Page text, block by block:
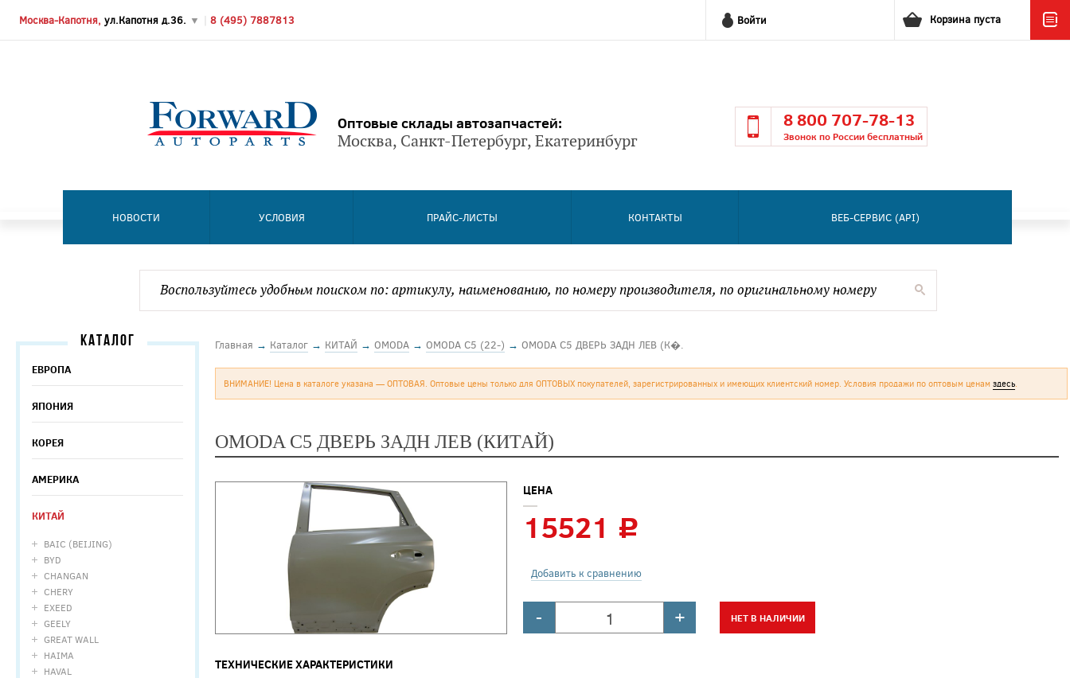
Москва-Капотня, ул.Капотня д.36. ▼ 8 (495) 7887813 Войти Корзина пуста
Оптовые склады автозапчастей:
Москва, Санкт-Петербург, Екатеринбург
8 800 707-78-13
Звонок по России бесплатный
НОВОСТИ УСЛОВИЯ ПРАЙС-ЛИСТЫ КОНТАКТЫ ВЕБ-СЕРВИС (API)
КАТАЛОГ
ЕВРОПА
ЯПОНИЯ
КОРЕЯ
АМЕРИКА
КИТАЙ
BAIC (BEIJING)
BYD
CHANGAN
CHERY
EXEED
GEELY
GREAT WALL
HAIMA
HAVAL
Главная → Каталог → КИТАЙ → OMODA → OMODA C5 (22-) → OMODA C5 ДВЕРЬ ЗАДН ЛЕВ (К�.
ВНИМАНИЕ! Цена в каталоге указана — ОПТОВАЯ. Оптовые цены только для ОПТОВЫХ покупателей, зарегистрированных и имеющих клиентский номер. Условия продажи по оптовым ценам здесь.
OMODA C5 ДВЕРЬ ЗАДН ЛЕВ (КИТАЙ)
ЦЕНА
15521 c
Добавить к сравнению
- + НЕТ В НАЛИЧИИ
ТЕХНИЧЕСКИЕ ХАРАКТЕРИСТИКИ